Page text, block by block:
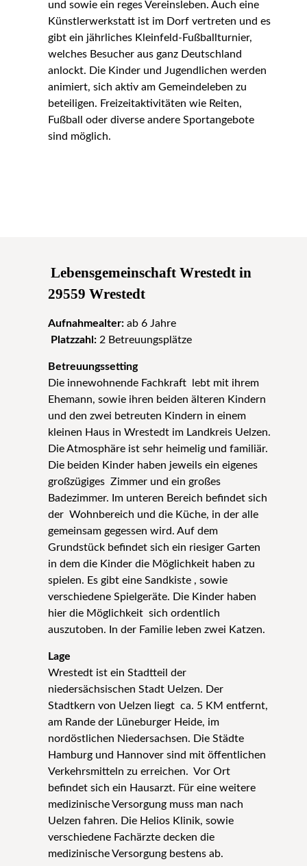
und sowie ein reges Vereinsleben. Auch eine
Künstlerwerkstatt ist im Dorf vertreten und es
gibt ein jährliches Kleinfeld-Fußballturnier,
welches Besucher aus ganz Deutschland
anlockt. Die Kinder und Jugendlichen werden
animiert, sich aktiv am Gemeindeleben zu
beteiligen. Freizeitaktivitäten wie Reiten,
Fußball oder diverse andere Sportangebote
sind möglich.
Lebensgemeinschaft Wrestedt in
29559 Wrestedt
Aufnahmealter: ab 6 Jahre
Platzzahl: 2 Betreuungsplätze
Betreuungssetting
Die innewohnende Fachkraft lebt mit ihrem
Ehemann, sowie ihren beiden älteren Kindern
und den zwei betreuten Kindern in einem
kleinen Haus in Wrestedt im Landkreis Uelzen.
Die Atmosphäre ist sehr heimelig und familiär.
Die beiden Kinder haben jeweils ein eigenes
großzügiges Zimmer und ein großes
Badezimmer. Im unteren Bereich befindet sich
der Wohnbereich und die Küche, in der alle
gemeinsam gegessen wird. Auf dem
Grundstück befindet sich ein riesiger Garten
in dem die Kinder die Möglichkeit haben zu
spielen. Es gibt eine Sandkiste , sowie
verschiedene Spielgeräte. Die Kinder haben
hier die Möglichkeit sich ordentlich
auszutoben. In der Familie leben zwei Katzen.
Lage
Wrestedt ist ein Stadtteil der
niedersächsischen Stadt Uelzen. Der
Stadtkern von Uelzen liegt ca. 5 KM entfernt,
am Rande der Lüneburger Heide, im
nordöstlichen Niedersachsen. Die Städte
Hamburg und Hannover sind mit öffentlichen
Verkehrsmitteln zu erreichen. Vor Ort
befindet sich ein Hausarzt. Für eine weitere
medizinische Versorgung muss man nach
Uelzen fahren. Die Helios Klinik, sowie
verschiedene Fachärzte decken die
medizinische Versorgung bestens ab.